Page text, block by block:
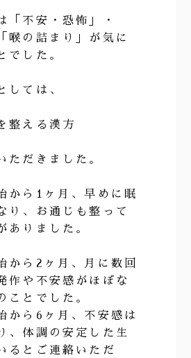
「不安・恐怖」・
喉の詰まり」が気に
でした。
しては、
整える漢方
ただきました。
から1ヶ月、早めに眠
り、お通じも整って
ありました。
から2ヶ月、月に数回
作や不安感がほぼな
ことでした。
から6ヶ月、不安感は
、体調の安定した生
るとご連絡いただ